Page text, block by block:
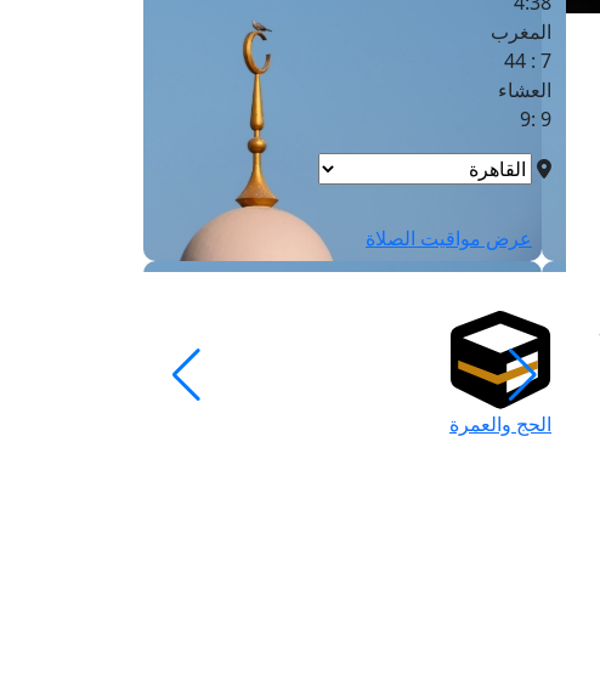
المغرب
7 : 44
العشاء
9 :9
عرض مواقيت الصلاة
الحج والعمرة